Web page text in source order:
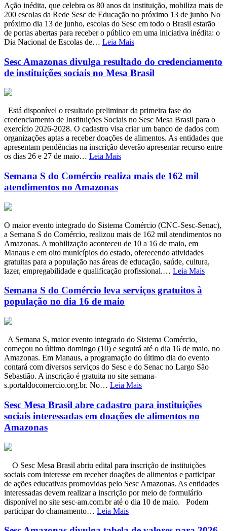
Ação inédita, que celebra os 80 anos da instituição, mobiliza mais de
200 escolas da Rede Sesc de Educação no próximo 13 de junho No
próximo dia 13 de junho, escolas do Sesc em todo o Brasil estarão
de portas abertas para receber o público em uma iniciativa inédita: o
Dia Nacional de Escolas de… Leia Mais
Sesc Amazonas divulga resultado do credenciamento
de instituições sociais no Mesa Brasil
Está disponível o resultado preliminar da primeira fase do
credenciamento de Instituições Sociais no Sesc Mesa Brasil para o
exercício 2026-2028. O cadastro visa criar um banco de dados com
organizações aptas a receber doações de alimentos. As entidades que
apresentam pendências na inscrição deverão apresentar recurso entre
os dias 26 e 27 de maio… Leia Mais
Semana S do Comércio realiza mais de 162 mil
atendimentos no Amazonas
O maior evento integrado do Sistema Comércio (CNC-Sesc-Senac),
a Semana S do Comércio, realizou mais de 162 mil atendimentos no
Amazonas. A mobilização aconteceu de 10 a 16 de maio, em
Manaus e em oito municípios do estado, oferecendo atividades
gratuitas para a população nas áreas de educação, saúde, cultura,
lazer, empregabilidade e qualificação profissional.… Leia Mais
Semana S do Comércio leva serviços gratuitos à
população no dia 16 de maio
A Semana S, maior evento integrado do Sistema Comércio,
começou no último domingo (10) e seguirá até o dia 16 de maio, no
Amazonas. Em Manaus, a programação do último dia do evento
contará com diversos serviços do Sesc e do Senac no Largo São
Sebastião. A inscrição é gratuita no site semana-
s.portaldocomercio.org.br. No… Leia Mais
Sesc Mesa Brasil abre cadastro para instituições
sociais interessadas em doações de alimentos no
Amazonas
O Sesc Mesa Brasil abriu edital para inscrição de instituições
sociais com interesse em receber doações de alimentos e participar
de ações educativas promovidas pelo Sesc Amazonas. As entidades
interessadas devem realizar a inscrição por meio de formulário
disponível no site sesc-am.com.br até o dia 10 de maio. Podem
participar do chamamento… Leia Mais